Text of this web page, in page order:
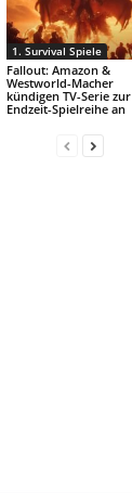
1. Survival Spiele
Fallout: Amazon &
Westworld-Macher
kündigen TV-Serie zur
Endzeit-Spielreihe an